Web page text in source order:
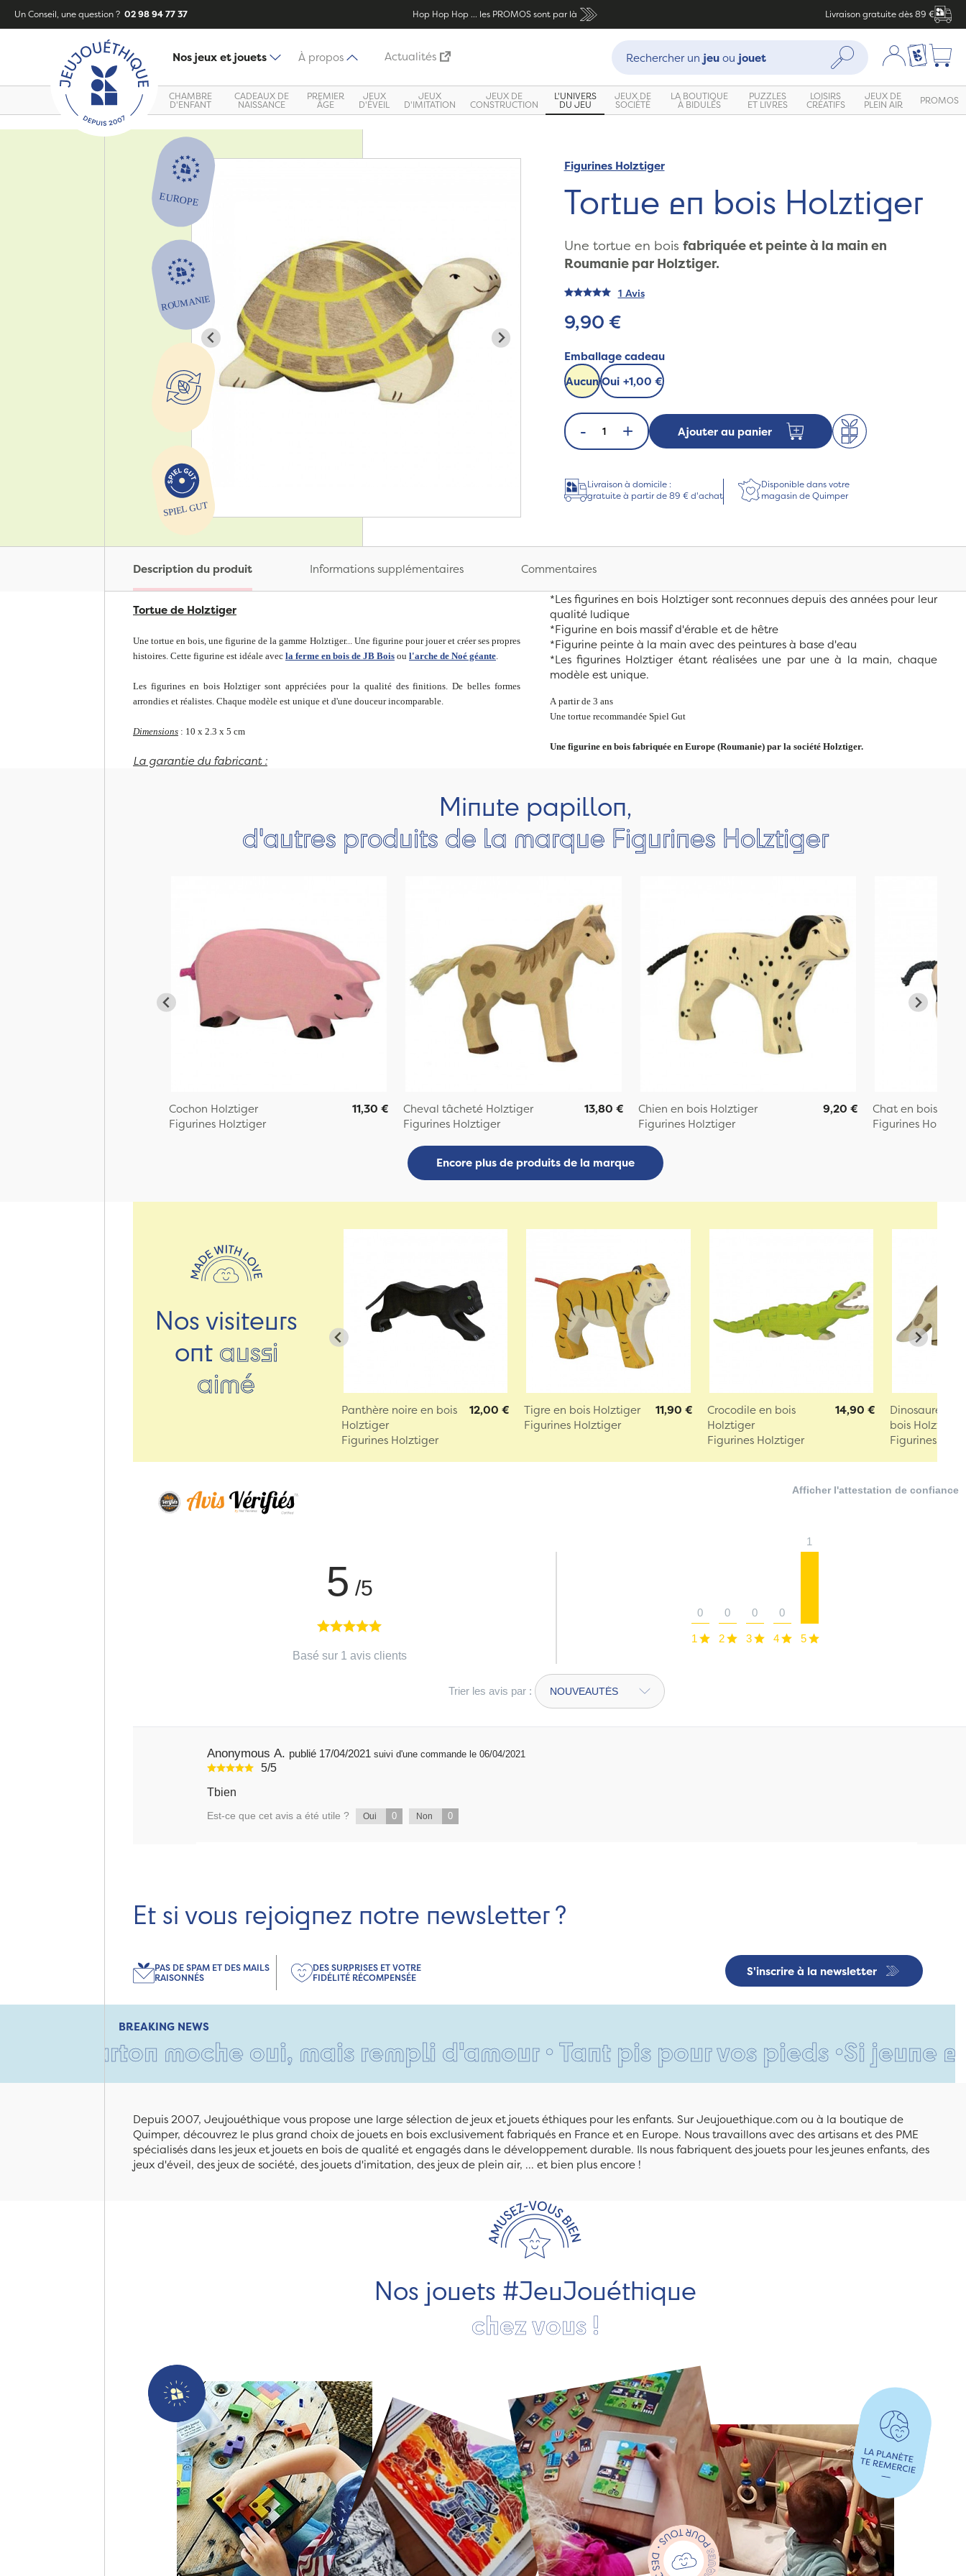
Un Conseil, une question ? 02 98 94 77 37 Hop Hop Hop ... les PROMOS sont par là Livraison gratuite dès 89 €
Nos jeux et jouets À propos Actualités
Recherche :
Rechercher un jeuou jouet Rechercher Mon compte
Ma liste
CHAMBRE
D'ENFANT
CADEAUX DE
NAISSANCE
PREMIER
ÂGE
JEUX
D'ÉVEIL
JEUX
D'IMITATION
JEUX DE
CONSTRUCTION
L'UNIVERS
DU JEU
JEUX DE
SOCIÉTÉ
LA BOUTIQUE
À BIDULES
PUZZLES
ET LIVRES
LOISIRS
CRÉATIFS
JEUX DE
PLEIN AIR PROMOS
Zoom Figurines Holztiger
Tortue en bois Holztiger
Une tortue en bois fabriquée et peinte à la main en
Roumanie par Holztiger.
1 Avis
9,90 €
Emballage cadeau
AucunOui +1,00 €
- + Ajouter au panier
Livraison à domicile :
gratuite à partir de 89 € d'achat
Disponible dans votre
magasin de Quimper
Description du produit Informations supplémentaires Commentaires
Tortue de Holztiger
Une tortue en bois, une figurine de la gamme Holztiger... Une figurine pour jouer et créer ses propres
histoires. Cette figurine est idéale avec la ferme en bois de JB Bois ou l'arche de Noé géante.
Les figurines en bois Holztiger sont appréciées pour la qualité des finitions. De belles formes
arrondies et réalistes. Chaque modèle est unique et d'une douceur incomparable.
Dimensions : 10 x 2.3 x 5 cm
La garantie du fabricant :
*Les figurines en bois Holztiger sont reconnues depuis des années pour leur
qualité ludique
*Figurine en bois massif d'érable et de hêtre
*Figurine peinte à la main avec des peintures à base d'eau
*Les figurines Holztiger étant réalisées une par une à la main, chaque
modèle est unique.
A partir de 3 ans
Une tortue recommandée Spiel Gut
Une figurine en bois fabriquée en Europe (Roumanie) par la société Holztiger.
Minute papillon,
d'autres produits de la marque Figurines Holztiger
Cochon Holztiger
Figurines Holztiger
11,30 €
Cheval tâcheté Holztiger
Figurines Holztiger
13,80 €
Chien en bois Holztiger
Figurines Holztiger
9,20 €
Chat en bois
Figurines
Encore plus de produits de la marque
Nos visiteurs
ont aussi
aimé
Panthère noire en bois
Holztiger
Figurines Holztiger
12,00 €
Tigre en bois Holztiger
Figurines Holztiger
11,90 €
Crocodile en bois
Holztiger
Figurines Holztiger
14,90 €
Dinosaure
bois Holztig...
Figurines
Afficher l'attestation de confiance
5 /5
Basé sur 1 avis clients
1
0
2
0
3
0
4
0
5
1
Trier les avis par :
Anonymous A. publié 17/04/2021suivi d'une commande le 06/04/2021
5/5
Tbien
Est-ce que cet avis a été utile ? Oui 0 Non 0
Et si vous rejoignez notre newsletter ?
S'inscrire à la newsletter
PAS DE SPAM ET DES MAILS
RAISONNÉS
DES SURPRISES ET VOTRE
FIDÉLITÉ RÉCOMPENSÉE
BREAKING NEWS
moche oui, mais rempli d'amour • Tant pis pour vos pieds • Si jeune et déjà
Depuis 2007, Jeujouéthique vous propose une large sélection de jeux et jouets éthiques pour les enfants. Sur Jeujouethique.com ou à la boutique de
Quimper, découvrez le plus grand choix de jouets en bois exclusivement fabriqués en France et en Europe. Nous travaillons avec des artisans et des PME
spécialisés dans les jeux et jouets en bois de qualité et engagés dans le développement durable. Ils nous fabriquent des jouets pour les jeunes enfants, des
jeux d'éveil, des jeux de société, des jouets d'imitation, des jeux de plein air, ... et bien plus encore !
Nos jouets #JeuJouéthique
chez vous !